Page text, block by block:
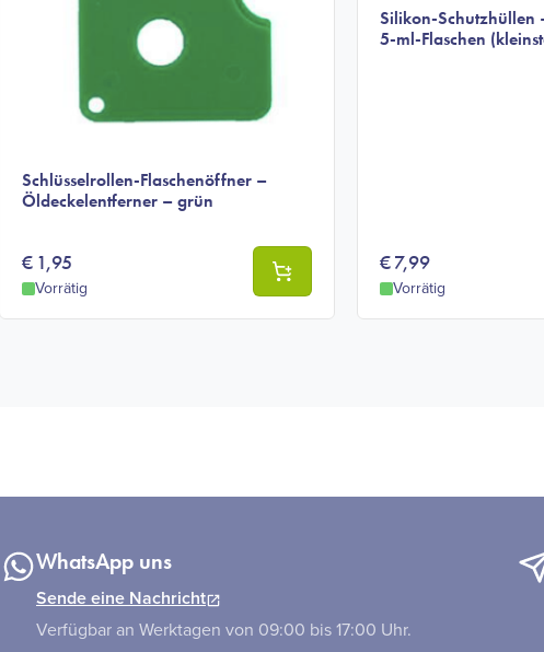
Schlüsselrollen-Flaschenöffner –
Öldeckelentferner – grün
€1,95
Vorrätig
Silikon-Schutzhüllen
5-ml-Flaschen
€7,99
Vorrätig
WhatsApp uns
Sende eine Nachricht
Verfügbar an Werktagen von 09:00 bis 17:00 Uhr.